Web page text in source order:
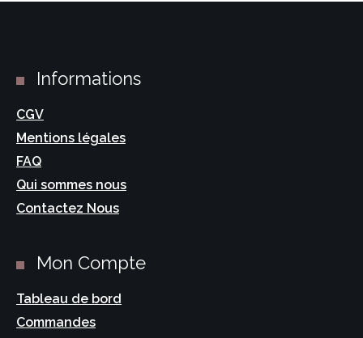
Informations
CGV
Mentions légales
FAQ
Qui sommes nous
Contactez Nous
Mon Compte
Tableau de bord
Commandes